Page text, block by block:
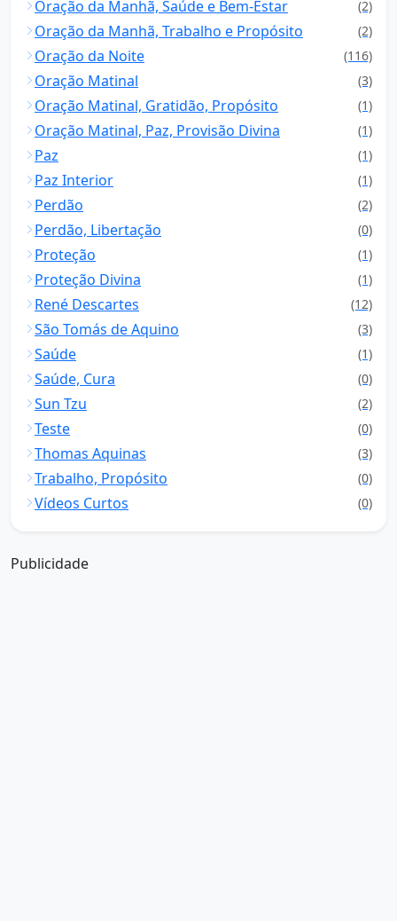
Oração da Manhã, Saúde e Bem-Estar (2)
Oração da Manhã, Trabalho e Propósito (2)
Oração da Noite (116)
Oração Matinal (3)
Oração Matinal, Gratidão, Propósito (1)
Oração Matinal, Paz, Provisão Divina (1)
Paz (1)
Paz Interior (1)
Perdão (2)
Perdão, Libertação (0)
Proteção (1)
Proteção Divina (1)
René Descartes (12)
São Tomás de Aquino (3)
Saúde (1)
Saúde, Cura (0)
Sun Tzu (2)
Teste (0)
Thomas Aquinas (3)
Trabalho, Propósito (0)
Vídeos Curtos (0)
Publicidade